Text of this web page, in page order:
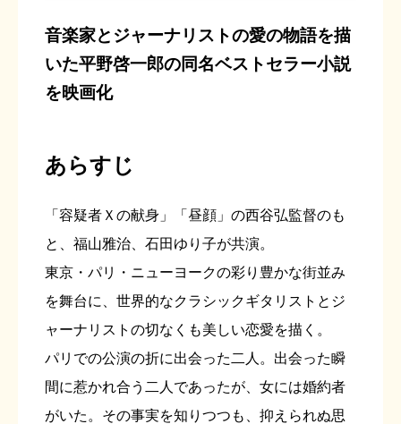
音楽家とジャーナリストの愛の物語を描
いた平野啓一郎の同名ベストセラー小説
を映画化
あらすじ
「容疑者Ｘの献身」「昼顔」の西谷弘監督のも
と、福山雅治、石田ゆり子が共演。
東京・パリ・ニューヨークの彩り豊かな街並み
を舞台に、世界的なクラシックギタリストとジ
ャーナリストの切なくも美しい恋愛を描く。
パリでの公演の折に出会った二人。出会った瞬
間に惹かれ合う二人であったが、女には婚約者
がいた。その事実を知りつつも、抑えられぬ思